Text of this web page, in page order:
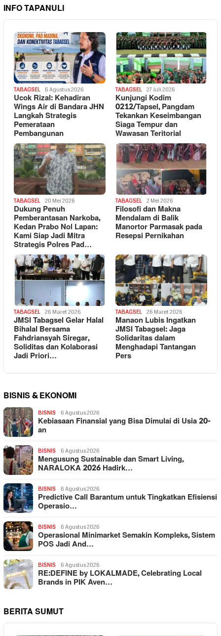
INFO TAPANULI
TABAGSEL 6 Agustus 2026
Ucok Rizal: Kehadiran
Wings Air di Bandara JHN
Langkah Strategis
Pemerataan
Pembangunan
TABAGSEL 27 Juli 2026
Kunjungi Kodim
0212/Tapsel, Pangdam
Tekankan Keseimbangan
Siaga Tempur dan
Wawasan Teritorial
TABAGSEL 20 Mei 2026
Dukung Penuh
Pemberantasan Narkoba,
Kedan Prabo Nol Lapan:
Kami Siap Jadi Mitra
Strategis Polres Pad…
TABAGSEL 2 Mei 2026
Filosofi dan Makna
Mendalam di Balik
Manortor Parmasak pada
Resepsi Pernikahan
TABAGSEL 26 Maret 2026
JMSI Tabagsel Gelar Halal
Bihalal Bersama
Fahdriansyah Siregar,
Soliditas dan Kolaborasi
Jadi Priori…
TABAGSEL 26 Maret 2026
Manaon Lubis Ingatkan
JMSI Tabagsel: Jaga
Solidaritas dalam
Menghadapi Tantangan
Pers
BISNIS & EKONOMI
BISNIS 6 Agustus 2026
Kebiasaan Finansial yang Bisa Dimulai di Usia 20-
an
BISNIS 6 Agustus 2026
Mengusung Sustainable dan Smart Living,
NARALOKA 2026 Hadirk…
BISNIS 6 Agustus 2026
Predictive Call Barantum untuk Tingkatkan Efisiensi
Operasio…
BISNIS 6 Agustus 2026
Operasional Minimarket Semakin Kompleks, Sistem
POS Jadi And…
BISNIS 6 Agustus 2026
RE:DEFINE by LOKALMADE, Celebrating Local
Brands in PIK Aven…
BERITA SUMUT